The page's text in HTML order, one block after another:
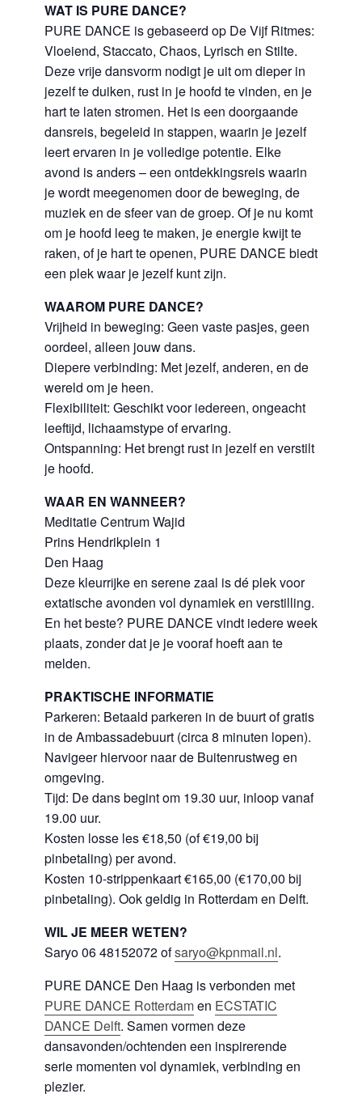
WAT IS PURE DANCE?
PURE DANCE is gebaseerd op De Vijf Ritmes:
Vloeiend, Staccato, Chaos, Lyrisch en Stilte.
Deze vrije dansvorm nodigt je uit om dieper in
jezelf te duiken, rust in je hoofd te vinden, en je
hart te laten stromen. Het is een doorgaande
dansreis, begeleid in stappen, waarin je jezelf
leert ervaren in je volledige potentie. Elke
avond is anders – een ontdekkingsreis waarin
je wordt meegenomen door de beweging, de
muziek en de sfeer van de groep. Of je nu komt
om je hoofd leeg te maken, je energie kwijt te
raken, of je hart te openen, PURE DANCE biedt
een plek waar je jezelf kunt zijn.
WAAROM PURE DANCE?
Vrijheid in beweging: Geen vaste pasjes, geen
oordeel, alleen jouw dans.
Diepere verbinding: Met jezelf, anderen, en de
wereld om je heen.
Flexibiliteit: Geschikt voor iedereen, ongeacht
leeftijd, lichaamstype of ervaring.
Ontspanning: Het brengt rust in jezelf en verstilt
je hoofd.
WAAR EN WANNEER?
Meditatie Centrum Wajid
Prins Hendrikplein 1
Den Haag
Deze kleurrijke en serene zaal is dé plek voor
extatische avonden vol dynamiek en verstilling.
En het beste? PURE DANCE vindt iedere week
plaats, zonder dat je je vooraf hoeft aan te
melden.
PRAKTISCHE INFORMATIE
Parkeren: Betaald parkeren in de buurt of gratis
in de Ambassadebuurt (circa 8 minuten lopen).
Navigeer hiervoor naar de Buitenrustweg en
omgeving.
Tijd: De dans begint om 19.30 uur, inloop vanaf
19.00 uur.
Kosten losse les €18,50 (of €19,00 bij
pinbetaling) per avond.
Kosten 10-strippenkaart €165,00 (€170,00 bij
pinbetaling). Ook geldig in Rotterdam en Delft.
WIL JE MEER WETEN?
Saryo 06 48152072 ofsaryo@kpnmail.nl.
PURE DANCE Den Haag is verbonden met
PURE DANCE Rotterdamen ECSTATIC
DANCE Delft. Samen vormen deze
dansavonden/ochtenden een inspirerende
serie momenten vol dynamiek, verbinding en
plezier.